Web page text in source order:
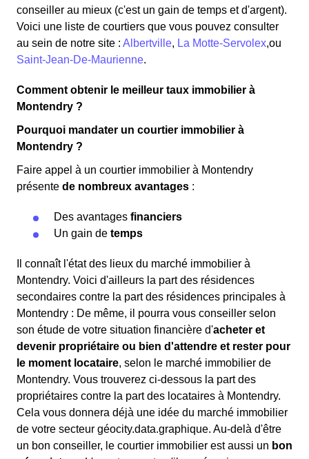
conseiller au mieux (c'est un gain de temps et d'argent).
Voici une liste de courtiers que vous pouvez consulter
au sein de notre site : Albertville, La Motte-Servolex,ou
Saint-Jean-De-Maurienne.
Comment obtenir le meilleur taux immobilier à
Montendry ?
Pourquoi mandater un courtier immobilier à
Montendry ?
Faire appel à un courtier immobilier à Montendry
présente de nombreux avantages :
Des avantages financiers
Un gain de temps
Il connaît l'état des lieux du marché immobilier à
Montendry. Voici d'ailleurs la part des résidences
secondaires contre la part des résidences principales à
Montendry : De même, il pourra vous conseiller selon
son étude de votre situation financière d'acheter et
devenir propriétaire ou bien d'attendre et rester pour
le moment locataire, selon le marché immobilier de
Montendry. Vous trouverez ci-dessous la part des
propriétaires contre la part des locataires à Montendry.
Cela vous donnera déjà une idée du marché immobilier
de votre secteur géocity.data.graphique. Au-delà d'être
un bon conseiller, le courtier immobilier est aussi un bon